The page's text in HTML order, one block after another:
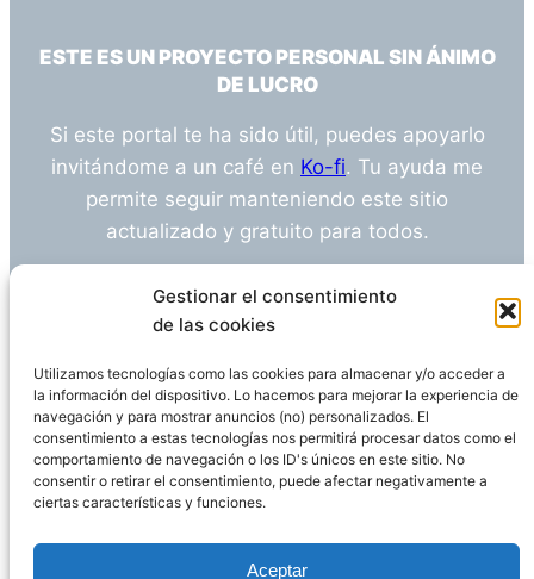
Gestionar el consentimiento
de las cookies
Utilizamos tecnologías como las cookies para almacenar y/o acceder a
la información del dispositivo. Lo hacemos para mejorar la experiencia de
navegación y para mostrar anuncios (no) personalizados. El
consentimiento a estas tecnologías nos permitirá procesar datos como el
comportamiento de navegación o los ID's únicos en este sitio. No
consentir o retirar el consentimiento, puede afectar negativamente a
ciertas características y funciones.
Aceptar
ESTE ES UN PROYECTO PERSONAL SIN ÁNIMO
DE LUCRO
Si este portal te ha sido útil, puedes apoyarlo
invitándome a un café en Ko-fi. Tu ayuda me
permite seguir manteniendo este sitio
actualizado y gratuito para todos.
¿Tienes alguna duda o sugerencia? Escríbeme
info@empleosanitarioinvestigacion.es
Descargo de Responsabilidad
Declaración de Privacidad Política de cookies
WordPress